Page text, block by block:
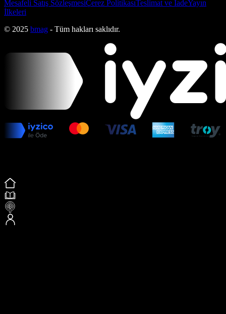
Mesafeli Satış SözleşmesiÇerez PolitikasıTeslimat ve İadeYayın
İlkeleri
© 2025 bmag - Tüm hakları saklıdır.